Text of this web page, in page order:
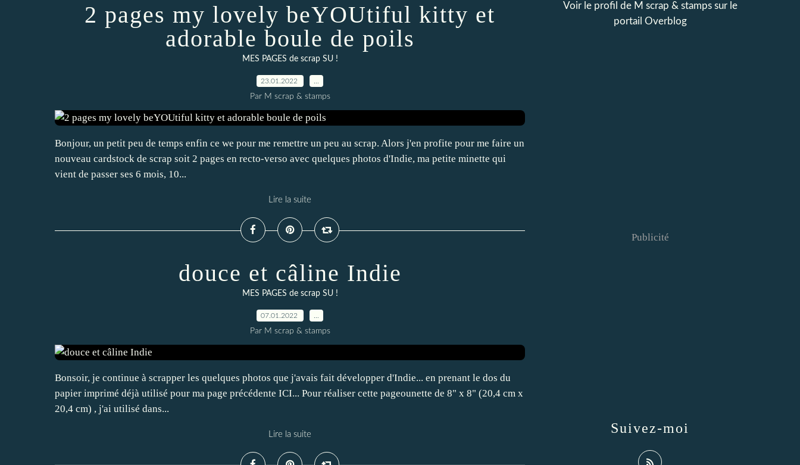
2 pages my lovely beYOUtiful kitty et
adorable boule de poils
MES PAGES de scrap SU !
23.01.2022
Par M scrap & stamps
Bonjour, un petit peu de temps enfin ce we pour me remettre un peu au scrap. Alors j'en profite pour me faire un
nouveau cardstock de scrap soit 2 pages en recto-verso avec quelques photos d'Indie, ma petite minette qui
vient de passer ses 6 mois, 10...
Lire la suite
douce et câline Indie
MES PAGES de scrap SU !
07.01.2022
Par M scrap & stamps
Bonsoir, je continue à scrapper les quelques photos que j'avais fait développer d'Indie... en prenant le dos du
papier imprimé déjà utilisé pour ma page précédente ICI... Pour réaliser cette pageounette de 8" x 8" (20,4 cm x
20,4 cm) , j'ai utilisé dans...
Lire la suite
Voir le profil de M scrap & stampssur le
portail Overblog
Suivez-moi
Publicité